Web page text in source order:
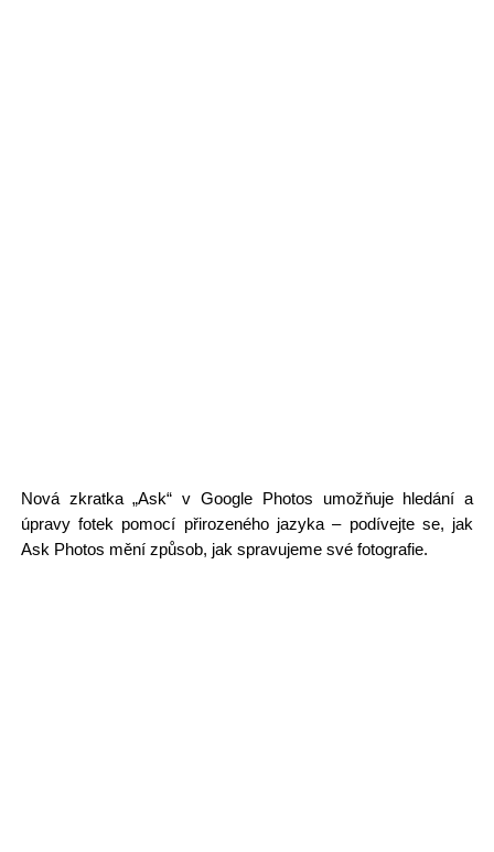
Nová zkratka „Ask“ v Google Photos umožňuje hledání a
úpravy fotek pomocí přirozeného jazyka – podívejte se, jak
Ask Photos mění způsob, jak spravujeme své fotografie.